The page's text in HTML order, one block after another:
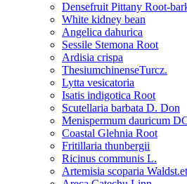
Densefruit Pittany Root-
White kidney bean
Angelica dahurica
Sessile Stemona Root
Ardisia crispa
ThesiumchinenseTurcz.
Lytta vesicatoria
Isatis indigotica Root
Scutellaria barbata D. Don
Menispermum dauricum
Coastal Glehnia Root
Fritillaria thunbergii
Ricinus communis L.
Artemisia scoparia